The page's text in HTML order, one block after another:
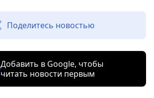
Поделитесь новостью
Добавить в Google, чтобы
читать новости первым